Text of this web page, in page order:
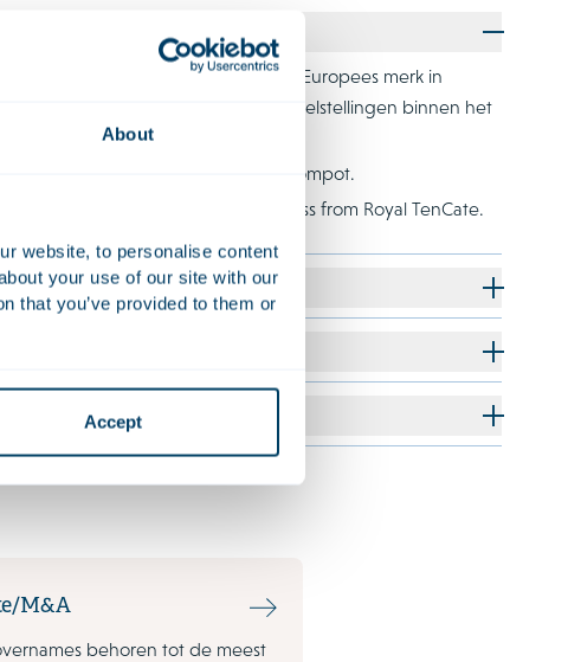
About
website, to personalise content
your use of our site with our
that you’ve provided to them or
Accept
in Go-Tan, een toonaangevend Europees merk in
die aansluit bij Orkla’s groeidoelstellingen binnen het
of holiday parks in Europe, to Roompot.
on the acquisition of TenCate Grass from Royal TenCate.
M&A
behoren tot de meest